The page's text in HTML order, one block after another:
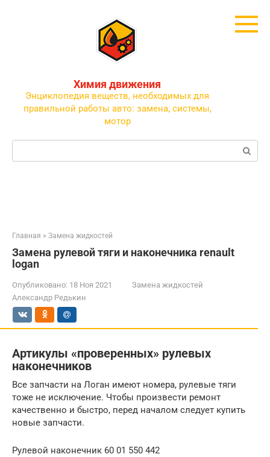
Химия движения
Энциклопедия веществ, необходимых для
правильной работы авто: замена, системы,
мотор
Поиск:
Главная » Замена жидкостей
Замена рулевой тяги и наконечника renault
logan
Опубликовано: 18 Ноя 2021
Замена жидкостей
Александр Редькин
Артикулы «проверенных» рулевых
наконечников
Все запчасти на Логан имеют номера, рулевые тяги
тоже не исключение. Чтобы произвести ремонт
качественно и быстро, перед началом следует купить
новые запчасти.
Рулевой наконечник 60 01 550 442